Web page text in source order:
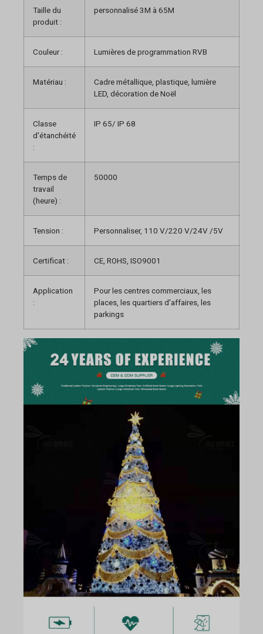
Taille du
produit :
personnalisé 3M à 65M
Couleur : Lumières de programmation RVB
Matériau :
Cadre métallique, plastique, lumière
LED, décoration de Noël
Classe
d'étanchéité
:
IP 65/ IP 68
Temps de
travail
(heure) :
50000
Tension : Personnaliser, 110 V/220 V/24V /5V
Certificat : CE, ROHS, ISO9001
Application
:
Pour les centres commerciaux, les
places, les quartiers d'affaires, les
parkings